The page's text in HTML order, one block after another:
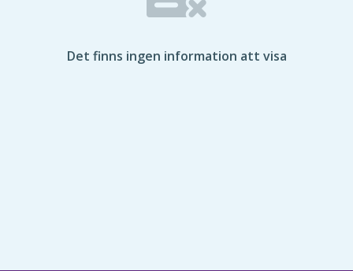
Det finns ingen information att visa